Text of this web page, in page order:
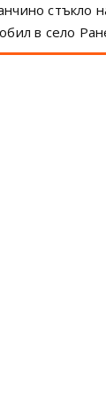
стъкло
в село